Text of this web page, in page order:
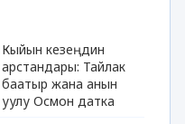
Кыйын кезеңдин
арстандары: Тайлак
баатыр жана анын
уулу Осмон датка